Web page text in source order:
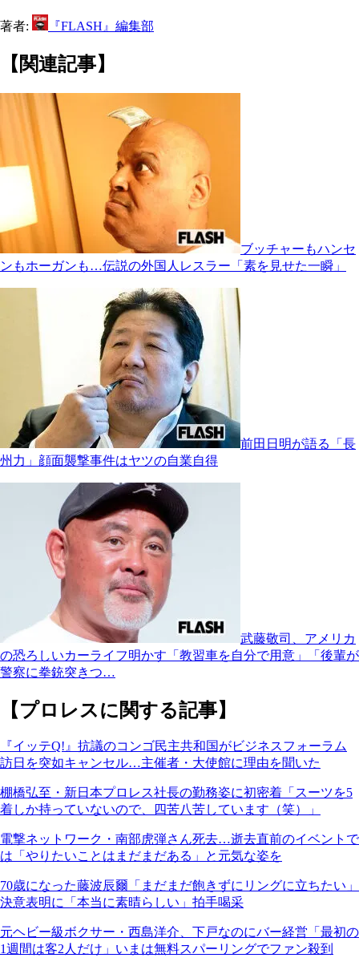
著者: 『FLASH』編集部
【関連記事】
ブッチャーもハンセ
ンもホーガンも…伝説の外国人レスラー「素を見せた一瞬」
前田日明が語る「長
州力」顔面襲撃事件はヤツの自業自得
武藤敬司、アメリカ
の恐ろしいカーライフ明かす「教習車を自分で用意」「後輩が
警察に拳銃突きつ…
【プロレスに関する記事】
『イッテQ!』抗議のコンゴ民主共和国がビジネスフォーラム
訪日を突如キャンセル…主催者・大使館に理由を聞いた
棚橋弘至・新日本プロレス社長の勤務姿に初密着「スーツを5
着しか持っていないので、四苦八苦しています（笑）」
電撃ネットワーク・南部虎弾さん死去…逝去直前のイベントで
は「やりたいことはまだまだある」と元気な姿を
70歳になった藤波辰爾「まだまだ飽きずにリングに立ちたい」
決意表明に「本当に素晴らしい」拍手喝采
元ヘビー級ボクサー・西島洋介、下戸なのにバー経営「最初の
1週間は客2人だけ」いまは無料スパーリングでファン殺到